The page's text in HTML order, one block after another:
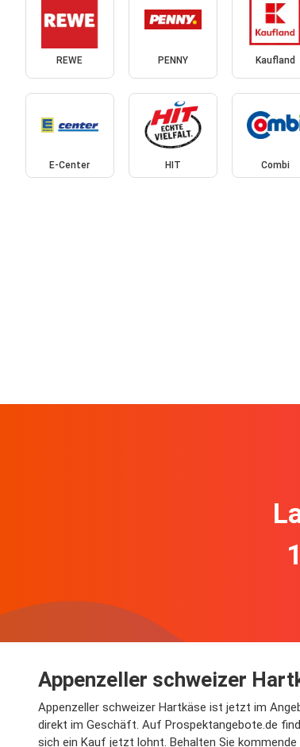
REWE PENNY Kaufland
E-Center HIT Combi
Appenzeller schweizer
Appenzeller schweizer Hartkäse ist jetzt im
direkt im Geschäft. Auf Prospektangebote.de
sich ein Kauf jetzt lohnt. Behalten Sie